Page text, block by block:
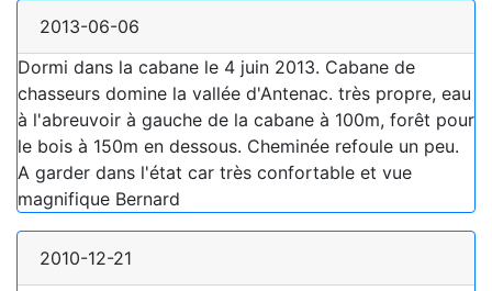
2013-06-06
Dormi dans la cabane le 4 juin 2013. Cabane de
chasseurs domine la vallée d'Antenac. très propre, eau
à l'abreuvoir à gauche de la cabane à 100m, forêt pour
le bois à 150m en dessous. Cheminée refoule un peu.
A garder dans l'état car très confortable et vue
magnifique Bernard
2010-12-21